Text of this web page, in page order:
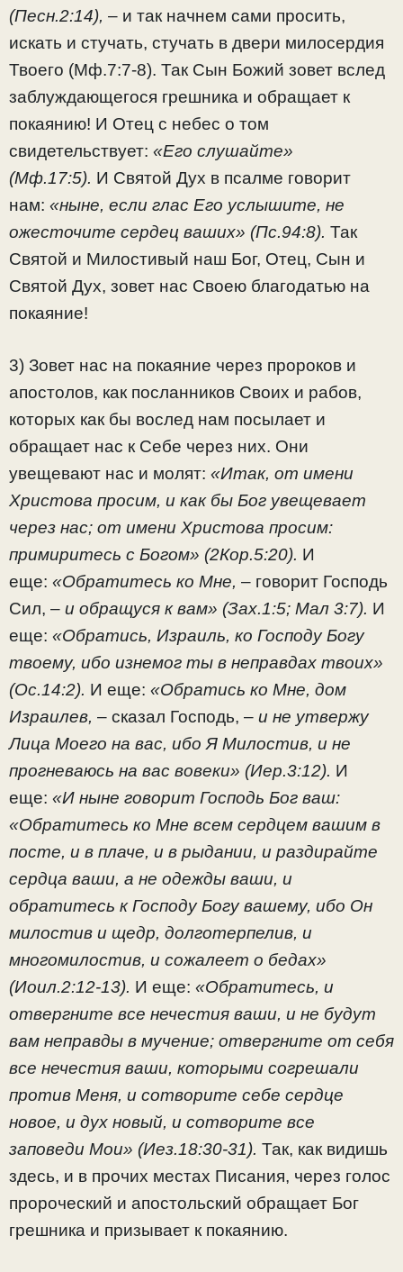
(Песн.2:14), – и так начнем сами просить,
искать и стучать, стучать в двери милосердия
Твоего (Мф.7:7-8). Так Сын Божий зовет вслед
заблуждающегося грешника и обращает к
покаянию! И Отец с небес о том
свидетельствует: «Его слушайте»
(Мф.17:5). И Святой Дух в псалме говорит
нам: «ныне, если глас Его услышите, не
ожесточите сердец ваших» (Пс.94:8). Так
Святой и Милостивый наш Бог, Отец, Сын и
Святой Дух, зовет нас Своею благодатью на
покаяние!
3) Зовет нас на покаяние через пророков и
апостолов, как посланников Своих и рабов,
которых как бы вослед нам посылает и
обращает нас к Себе через них. Они
увещевают нас и молят: «Итак, от имени
Христова просим, и как бы Бог увещевает
через нас; от имени Христова просим:
примиритесь с Богом» (2Кор.5:20). И
еще: «Обратитесь ко Мне, – говорит Господь
Сил, – и обращуся к вам» (Зах.1:5; Мал 3:7). И
еще: «Обратись, Израиль, ко Господу Богу
твоему, ибо изнемог ты в неправдах твоих»
(Ос.14:2). И еще: «Обратись ко Мне, дом
Израилев, – сказал Господь, – и не утвержу
Лица Моего на вас, ибо Я Милостив, и не
прогневаюсь на вас вовеки» (Иер.3:12). И
еще: «И ныне говорит Господь Бог ваш:
«Обратитесь ко Мне всем сердцем вашим в
посте, и в плаче, и в рыдании, и раздирайте
сердца ваши, а не одежды ваши, и
обратитесь к Господу Богу вашему, ибо Он
милостив и щедр, долготерпелив, и
многомилостив, и сожалеет о бедах»
(Иоил.2:12-13). И еще: «Обратитесь, и
отвергните все нечестия ваши, и не будут
вам неправды в мучение; отвергните от себя
все нечестия ваши, которыми согрешали
против Меня, и сотворите себе сердце
новое, и дух новый, и сотворите все
заповеди Мои» (Иез.18:30-31). Так, как видишь
здесь, и в прочих местах Писания, через голос
пророческий и апостольский обращает Бог
грешника и призывает к покаянию.